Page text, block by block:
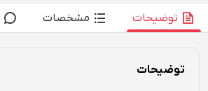
توضیحات مشخصات
توضیحات